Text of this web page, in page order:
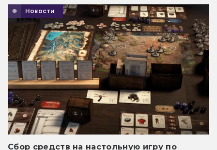
Новости
Сбор средств на настольную игру по